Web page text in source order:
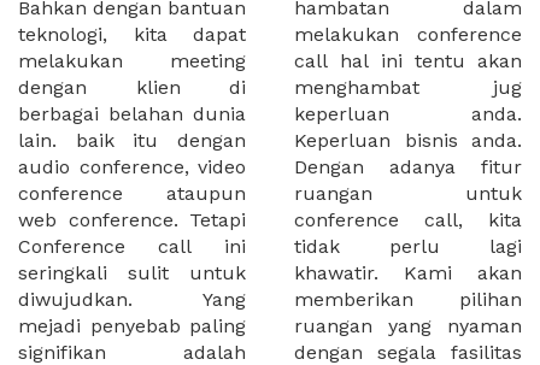
Bahkan dengan bantuan
teknologi, kita dapat
melakukan meeting
dengan klien di
berbagai belahan dunia
lain. baik itu dengan
audio conference, video
conference ataupun
web conference. Tetapi
Conference call ini
seringkali sulit untuk
diwujudkan. Yang
mejadi penyebab paling
signifikan adalah
hambatan dalam
melakukan conference
call hal ini tentu akan
menghambat jug
keperluan anda.
Keperluan bisnis anda.
Dengan adanya fitur
ruangan untuk
conference call, kita
tidak perlu lagi
khawatir. Kami akan
memberikan pilihan
ruangan yang nyaman
dengan segala fasilitas